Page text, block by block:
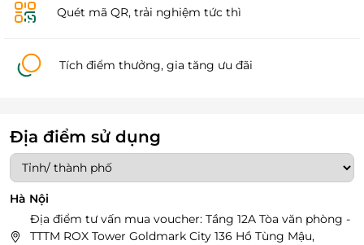
Quét mã QR, trải nghiệm tức thì
Tích điểm thưởng, gia tăng ưu đãi
Địa điểm sử dụng
Hà Nội
Địa điểm tư vấn mua voucher: Tầng 12A Tòa văn phòng -
TTTM ROX Tower Goldmark City 136 Hồ Tùng Mậu,